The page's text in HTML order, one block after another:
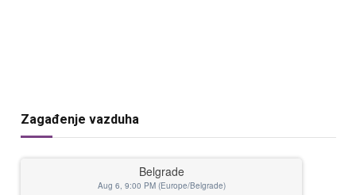
Zagađenje vazduha
Belgrade
Aug 6, 9:00 PM (Europe/Belgrade)